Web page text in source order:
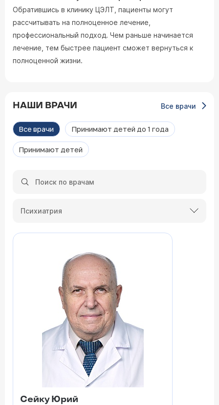
Обратившись в клинику ЦЭЛТ, пациенты могут
рассчитывать на полноценное лечение,
профессиональный подход. Чем раньше начинается
лечение, тем быстрее пациент сможет вернуться к
полноценной жизни.
НАШИ ВРАЧИ Все врачи
Все врачи Принимают детей до 1 года
Принимают детей
Психиатрия
Сейку Юрий